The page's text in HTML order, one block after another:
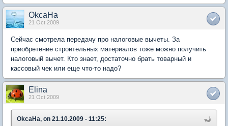
OkcaHa
21 Oct 2009
Сейчас смотрела передачу про налоговые вычеты. За
приобретение строительных материалов тоже можно получить
налоговый вычет. Кто знает, достаточно брать товарный и
кассовый чек или еще что-то надо?
Elina
21 Oct 2009
OkcaHa, on 21.10.2009 - 11:25: